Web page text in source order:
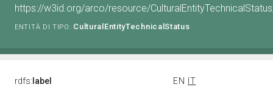
https://w3id.org/arco/resource/
ENTITÀ DI TIPO: CulturalEntityTechnicalStatus
rdfs: label EN
IT